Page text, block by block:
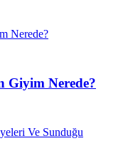
Giyim Nerede?